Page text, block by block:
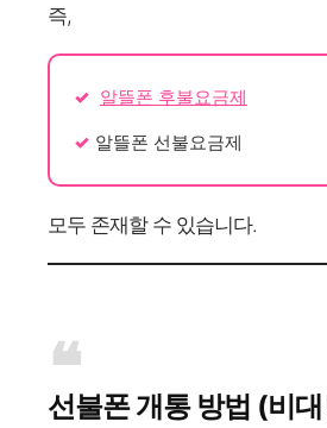
즉,
알뜰폰 후불요금제
알뜰폰 선불요금제
모두 존재할 수 있습니다.
선불폰 개통 방법 (비